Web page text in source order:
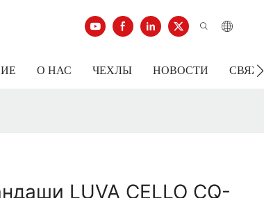
О НАС ЧЕХЛЫ НОВОСТИ
LUVA CELLO CQ-